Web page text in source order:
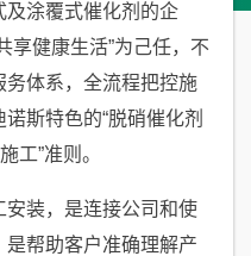
及涂覆式催化剂的企
享健康生活”为己任，不
务体系，全流程把控施
斯特色的“脱硝催化剂
工”准则。
安装，是连接公司和使
帮助客户准确理解产